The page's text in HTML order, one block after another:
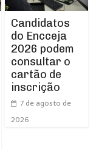
Candidatos
do Encceja
2026 podem
consultar o
cartão de
inscrição
7 de agosto de
2026